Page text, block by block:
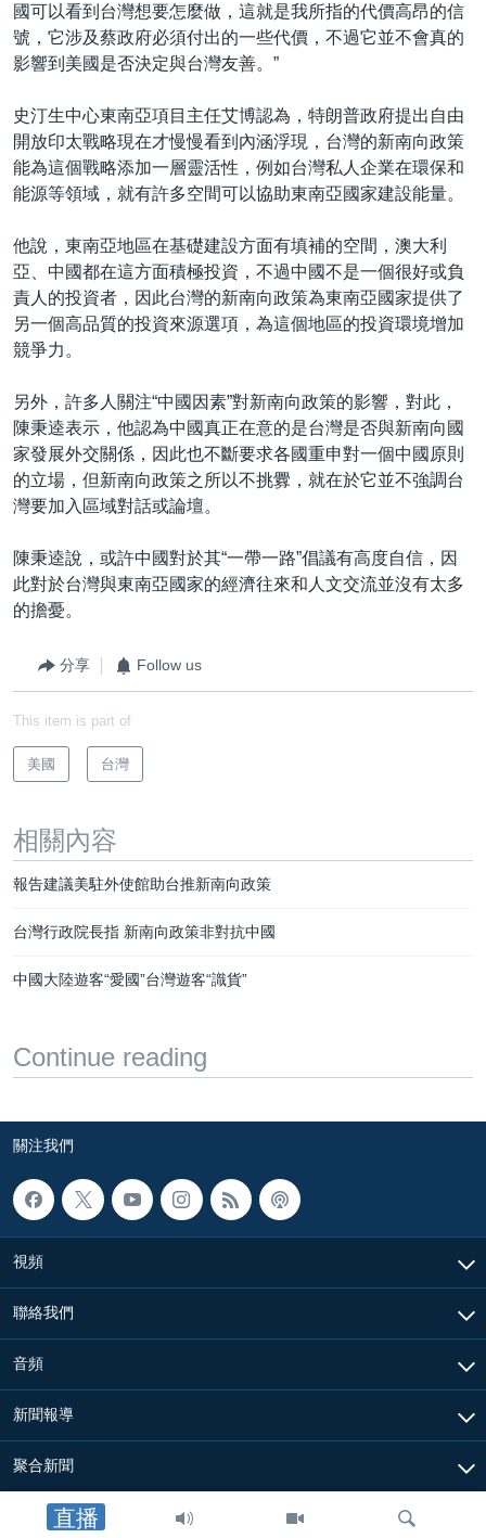
直播
國可以看到台灣想要怎麼做，這就是我所指的代價高昂的信
號，它涉及蔡政府必須付出的一些代價，不過它並不會真的
影響到美國是否決定與台灣友善。”
史汀生中心東南亞項目主任艾博認為，特朗普政府提出自由
開放印太戰略現在才慢慢看到內涵浮現，台灣的新南向政策
能為這個戰略添加一層靈活性，例如台灣私人企業在環保和
能源等領域，就有許多空間可以協助東南亞國家建設能量。
他說，東南亞地區在基礎建設方面有填補的空間，澳大利
亞、中國都在這方面積極投資，不過中國不是一個很好或負
責人的投資者，因此台灣的新南向政策為東南亞國家提供了
另一個高品質的投資來源選項，為這個地區的投資環境增加
競爭力。
另外，許多人關注“中國因素”對新南向政策的影響，對此，
陳秉逵表示，他認為中國真正在意的是台灣是否與新南向國
家發展外交關係，因此也不斷要求各國重申對一個中國原則
的立場，但新南向政策之所以不挑釁，就在於它並不強調台
灣要加入區域對話或論壇。
陳秉逵說，或許中國對於其“一帶一路”倡議有高度自信，因
此對於台灣與東南亞國家的經濟往來和人文交流並沒有太多
的擔憂。
分享 Follow us
This item is part of
美國 台灣
相關內容
報告建議美駐外使館助台推新南向政策
台灣行政院長指 新南向政策非對抗中國
中國大陸遊客“愛國”台灣遊客“識貨”
Continue reading
關注我們
視頻
聯絡我們
音頻
新聞報導
聚合新聞
關於我們